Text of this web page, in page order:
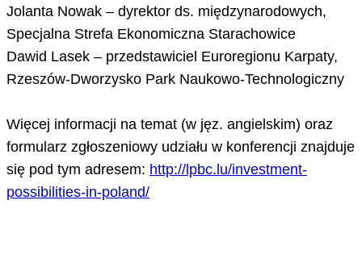
Jolanta Nowak – dyrektor ds. międzynarodowych,
Specjalna Strefa Ekonomiczna Starachowice
Dawid Lasek – przedstawiciel Euroregionu Karpaty,
Rzeszów-Dworzysko Park Naukowo-Technologiczny
Więcej informacji na temat (w jęz. angielskim) oraz
formularz zgłoszeniowy udziału w konferencji znajduje
się pod tym adresem: http://lpbc.lu/investment-
possibilities-in-poland/